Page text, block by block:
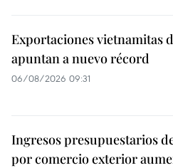
Exportaciones vietnamitas
apuntan a nuevo récord
06/08/2026 09:31
Ingresos presupuestarios
por comercio exterior